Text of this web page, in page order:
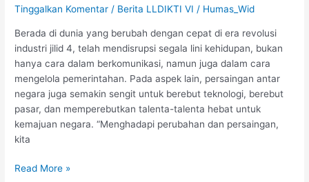
Tinggalkan Komentar / Berita LLDIKTI VI / Humas_Wid
Berada di dunia yang berubah dengan cepat di era revolusi
industri jilid 4, telah mendisrupsi segala lini kehidupan, bukan
hanya cara dalam berkomunikasi, namun juga dalam cara
mengelola pemerintahan. Pada aspek lain, persaingan antar
negara juga semakin sengit untuk berebut teknologi, berebut
pasar, dan memperebutkan talenta-talenta hebat untuk
kemajuan negara. “Menghadapi perubahan dan persaingan,
kita
Read More »